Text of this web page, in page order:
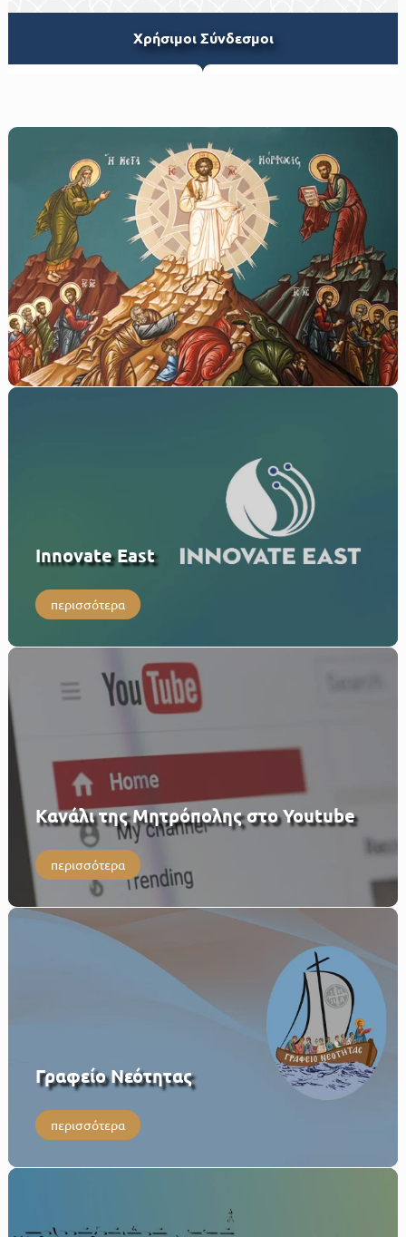
Xρήσιμοι Σύνδεσμοι
Innovate East
περισσότερα
Κανάλι της Μητρόπολης στο Youtube
περισσότερα
Γραφείο Νεότητας
περισσότερα